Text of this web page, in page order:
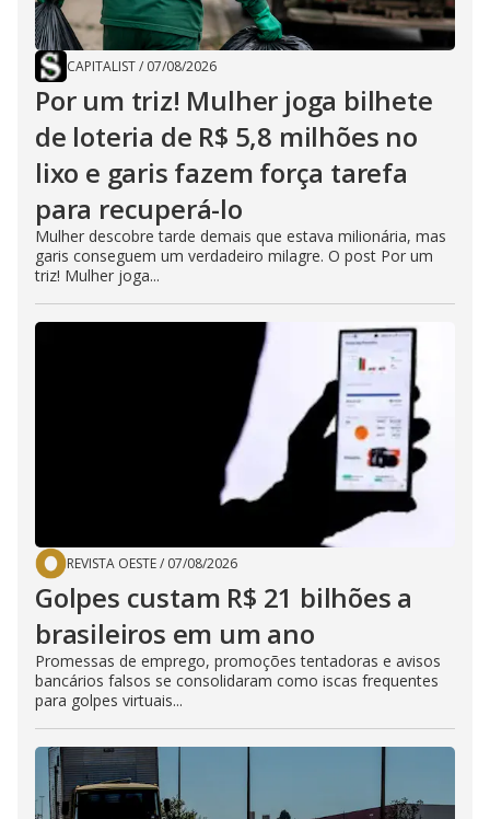
CAPITALIST/ 07/08/2026
Por um triz! Mulher joga bilhete
de loteria de R$ 5,8 milhões no
lixo e garis fazem força tarefa
para recuperá-lo
Mulher descobre tarde demais que estava milionária, mas
garis conseguem um verdadeiro milagre. O post Por um
triz! Mulher joga...
REVISTA OESTE/ 07/08/2026
Golpes custam R$ 21 bilhões a
brasileiros em um ano
Promessas de emprego, promoções tentadoras e avisos
bancários falsos se consolidaram como iscas frequentes
para golpes virtuais...